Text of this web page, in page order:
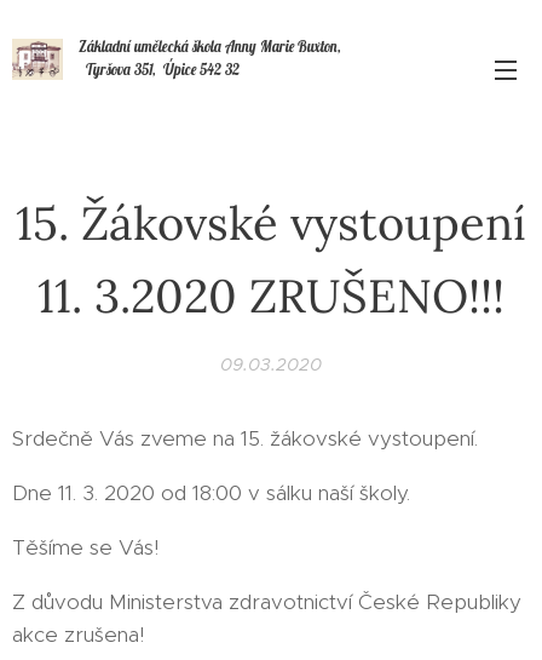
Základní umělecká škola Anny Marie Buxton,
Tyršova 351, Úpice 542 32
15. Žákovské vystoupení
11. 3.2020 ZRUŠENO!!!
09.03.2020
Srdečně Vás zveme na 15. žákovské vystoupení.
Dne 11. 3. 2020 od 18:00 v sálku naší školy.
Těšíme se Vás!
Z důvodu Ministerstva zdravotnictví České Republiky
akce zrušena!